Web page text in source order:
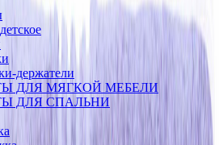
держатели
ДЛЯ МЯГКОЙ МЕБЕЛИ
ДЛЯ СПАЛЬНИ